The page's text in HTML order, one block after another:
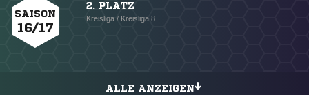
SAISON
16/17
2. PLATZ
Kreisliga / Kreisliga 8
ALLE ANZEIGEN